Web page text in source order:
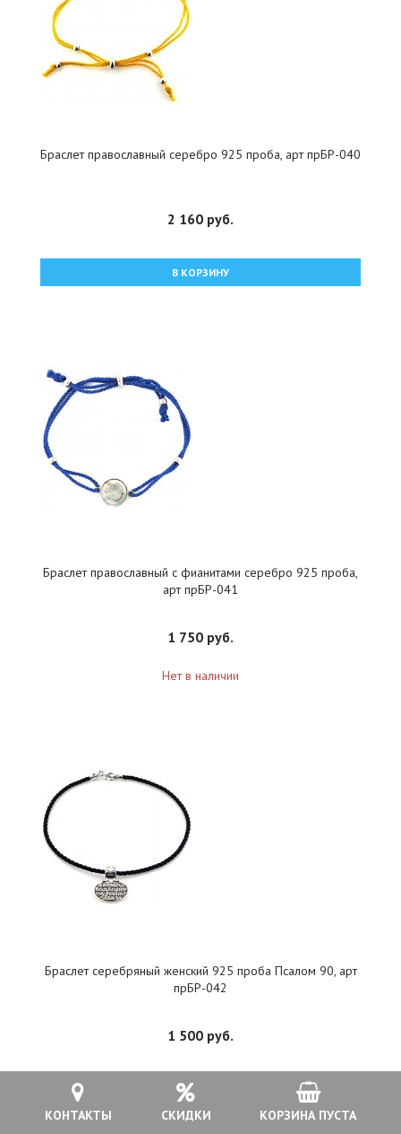
КОНТАКТЫ СКИДКИ КОРЗИНА ПУСТА
Браслет православный серебро 925 проба, арт прБР-040
2 160 руб.
В КОРЗИНУ
Браслет православный с фианитами серебро 925 проба,
арт прБР-041
1 750 руб.
Нет в наличии
Браслет серебряный женский 925 проба Псалом 90, арт
прБР-042
1 500 руб.
В КОРЗИНУ